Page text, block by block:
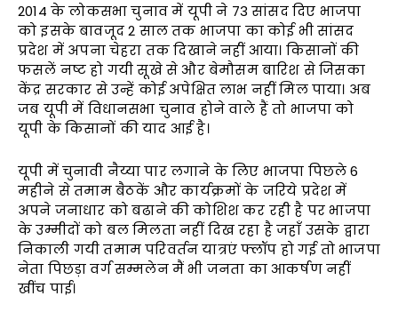
2014 के लोकसभा चुनाव में यूपी ने 73 सांसद दिए भाजपा
को इसके बावजूद 2 साल तक भाजपा का कोई भी सांसद
प्रदेश में अपना चेहरा तक दिखाने नहीं आया। किसानों की
फसलें नष्ट हो गयी सूखे से और बेमौसम बारिश से जिसका
केंद्र सरकार से उन्हें कोई अपेक्षित लाभ नहीं मिल पाया। अब
जब यूपी में विधानसभा चुनाव होने वाले हैं तो भाजपा को
यूपी के किसानों की याद आई है।
यूपी में चुनावी नैय्या पार लगाने के लिए भाजपा पिछले 6
महीने से तमाम बैठकें और कार्यक्रमों के जरिये प्रदेश में
अपने जनाधार को बढाने की कोशिश कर रही है पर भाजपा
के उम्मीदों को बल मिलता नहीं दिख रहा है जहाँ उसके द्वारा
निकाली गयी तमाम परिवर्तन यात्रएं फ्लॉप हो गई तो भाजपा
नेता पिछड़ा वर्ग सम्मलेन मैं भी जनता का आकर्षण नहीं
खींच पाई।